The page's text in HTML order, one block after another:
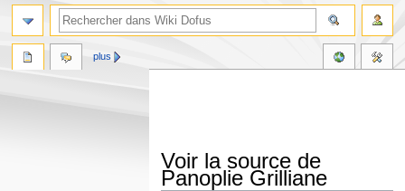
Voir la source de
Panoplie Grilliane
plus